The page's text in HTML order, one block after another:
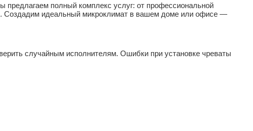
полный комплекс услуг: от профессиональной
Создадим идеальный микроклимат в вашем доме или офисе —
случайным исполнителям. Ошибки при установке чреваты